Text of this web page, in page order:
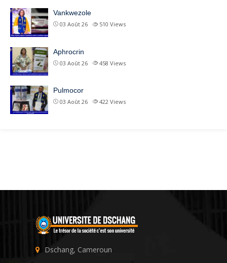
Vankwezole
03 Août 26 510 Views
Aphrocrin
03 Août 26 458 Views
Pulmocor
03 Août 26 422 Views
Dschang, Cameroun